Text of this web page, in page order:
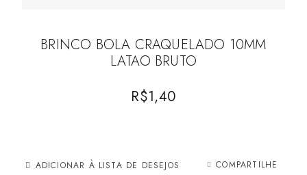
BRINCO BOLA CRAQUELADO 10MM
LATAO BRUTO
R$1,40
ADICIONAR À LISTA DE DESEJOS COMPARTILHE